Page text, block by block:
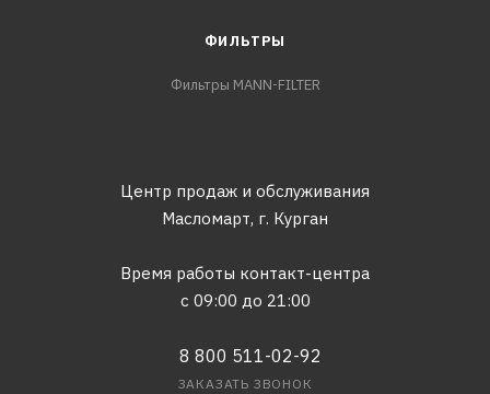
ФИЛЬТРЫ
Фильтры MANN-FILTER
Центр продаж и обслуживания
Масломарт, г. Курган
Время работы контакт-центра
с 09:00 до 21:00
8 800 511-02-92
ЗАКАЗАТЬ ЗВОНОК